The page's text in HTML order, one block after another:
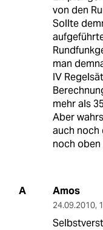
von den
Sollte
man
IV
mehr als
Aber
auch noch
noch oben
A Amos
24.09.2010,